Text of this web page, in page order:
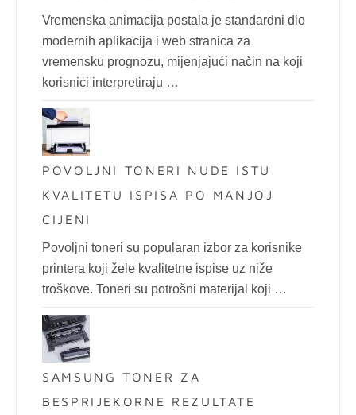
Vremenska animacija postala je standardni dio
modernih aplikacija i web stranica za
vremensku prognozu, mijenjajući način na koji
korisnici interpretiraju …
POVOLJNI TONERI NUDE ISTU
KVALITETU ISPISA PO MANJOJ
CIJENI
Povoljni toneri su popularan izbor za korisnike
printera koji žele kvalitetne ispise uz niže
troškove. Toneri su potrošni materijal koji …
SAMSUNG TONER ZA
BESPRIJEKORNE REZULTATE